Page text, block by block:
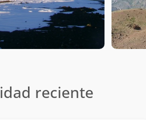
reciente